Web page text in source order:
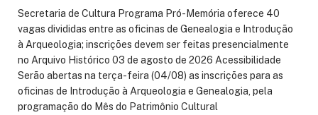
Secretaria de Cultura Programa Pró-Memória oferece 40
vagas divididas entre as oficinas de Genealogia e Introdução
à Arqueologia; inscrições devem ser feitas presencialmente
no Arquivo Histórico 03 de agosto de 2026 Acessibilidade
Serão abertas na terça-feira (04/08) as inscrições para as
oficinas de Introdução à Arqueologia e Genealogia, pela
programação do Mês do Patrimônio Cultural